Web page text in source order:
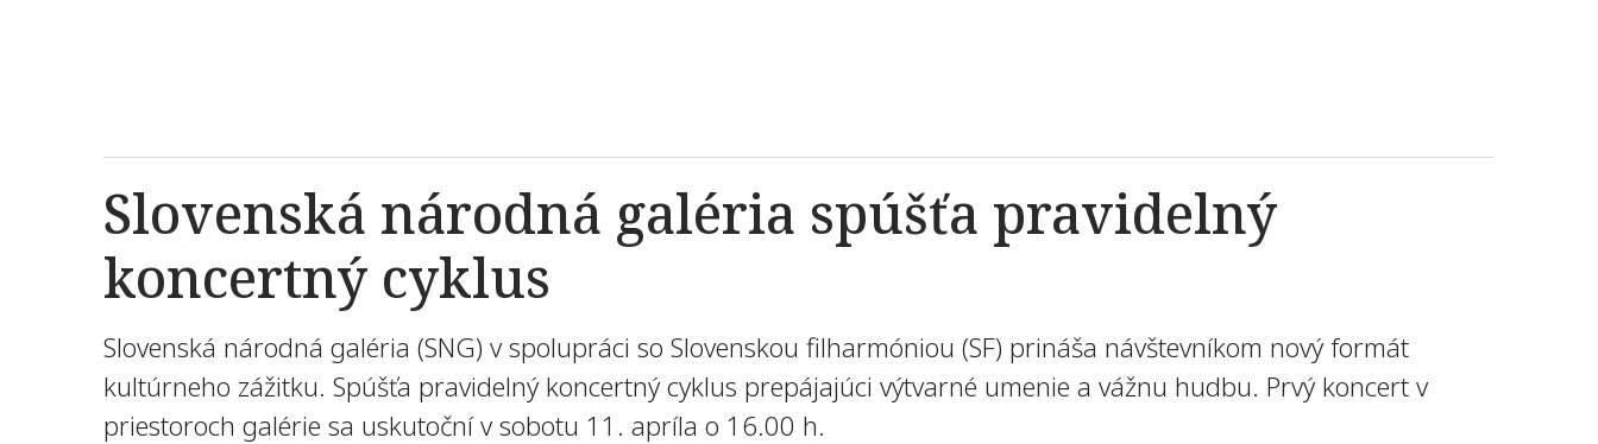
Slovenská národná galéria spúšťa pravidelný
koncertný cyklus
Slovenská národná galéria (SNG) v spolupráci so Slovenskou filharmóniou (SF) prináša návštevníkom nový formát
kultúrneho zážitku. Spúšťa pravidelný koncertný cyklus prepájajúci výtvarné umenie a vážnu hudbu. Prvý koncert v
priestoroch galérie sa uskutoční v sobotu 11. apríla o 16.00 h.